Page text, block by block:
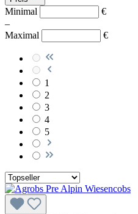
Minimal
€
–
Maximal
€
1
2
3
4
5